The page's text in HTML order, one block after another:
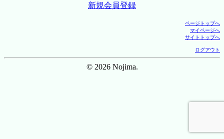
新規会員登録
ページトップへ
マイページへ
サイトトップへ
ログアウト
© 2026 Nojima.